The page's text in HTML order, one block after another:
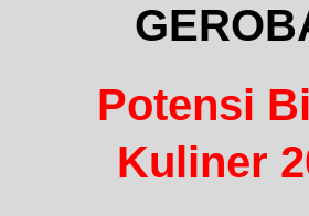
Potensi
Kuliner